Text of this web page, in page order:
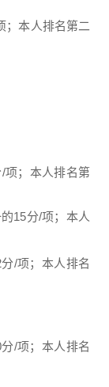
；本人排名第二
/项；本人排名第
15分/项；本人
分/项；本人排名
分/项；本人排名